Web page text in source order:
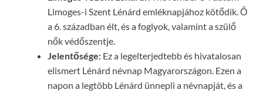
Limoges-i Szent Lénárd emléknapjához kötődik. Ő
a 6. században élt, és a foglyok, valamint a szülő
nők védőszentje.
Jelentősége: Ez a legelterjedtebb és hivatalosan
elismert Lénárd névnap Magyarországon. Ezen a
napon a legtöbb Lénárd ünnepli a névnapját, és a